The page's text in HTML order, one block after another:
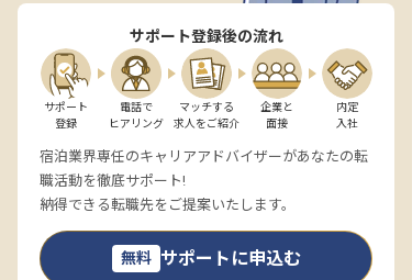
サポート登録後の流れ
サポート
登録
電話で
ヒアリング
マッチする
求人をご紹介
企業と
面接
内定
入社
宿泊業界専任のキャリアアドバイザーがあなたの転
職活動を徹底サポート!
納得できる転職先をご提案いたします。
無料 サポートに申込む